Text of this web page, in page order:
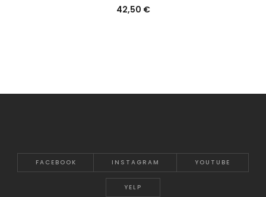
42,50 €
FACEBOOK INSTAGRAM YOUTUBE
YELP